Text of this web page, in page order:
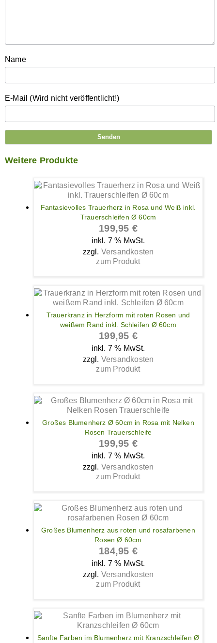
Name
E-Mail (Wird nicht veröffentlicht!)
Weitere Produkte
Fantasievolles Trauerherz in Rosa und Weiß inkl.
Trauerschleifen Ø 60cm
199,95 €
inkl. 7 % MwSt.
zzgl. Versandkosten
zum Produkt
Trauerkranz in Herzform mit roten Rosen und
weißem Rand inkl. Schleifen Ø 60cm
199,95 €
inkl. 7 % MwSt.
zzgl. Versandkosten
zum Produkt
Großes Blumenherz Ø 60cm in Rosa mit Nelken
Rosen Trauerschleife
199,95 €
inkl. 7 % MwSt.
zzgl. Versandkosten
zum Produkt
Großes Blumenherz aus roten und rosafarbenen
Rosen Ø 60cm
184,95 €
inkl. 7 % MwSt.
zzgl. Versandkosten
zum Produkt
Sanfte Farben im Blumenherz mit Kranzschleifen Ø